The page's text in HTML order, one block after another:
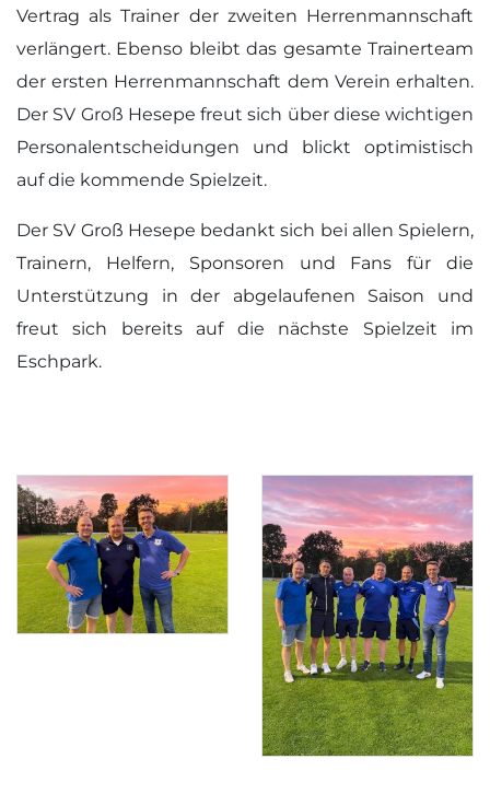
Vertrag als Trainer der zweiten Herrenmannschaft
verlängert. Ebenso bleibt das gesamte Trainerteam
der ersten Herrenmannschaft dem Verein erhalten.
Der SV Groß Hesepe freut sich über diese wichtigen
Personalentscheidungen und blickt optimistisch
auf die kommende Spielzeit.
Der SV Groß Hesepe bedankt sich bei allen Spielern,
Trainern, Helfern, Sponsoren und Fans für die
Unterstützung in der abgelaufenen Saison und
freut sich bereits auf die nächste Spielzeit im
Eschpark.